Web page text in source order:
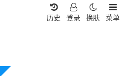
菜单
换肤
登录
历史